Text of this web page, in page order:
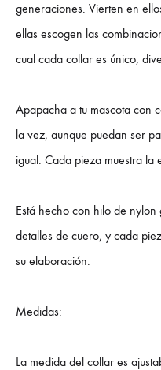
generaciones. Vierten en
ellas escogen las
cual cada collar es único,
Apapacha a tu mascota con
la vez, aunque puedan ser
igual. Cada pieza muestra la
Está hecho con hilo de
detalles de cuero, y cada
su elaboración.
Medidas:
La medida del collar es